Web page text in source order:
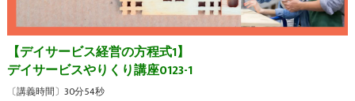
【デイサービス経営の方程式1】
デイサービスやりくり講座0123-1
〔講義時間〕30分54秒